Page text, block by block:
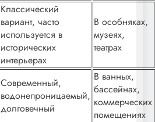
Классический
вариант, часто
используется в
исторических
интерьерах
В особняках,
музеях,
театрах
Современный,
водонепроницаемый,
долговечный
В ванных,
бассейнах,
коммерческих
помещениях